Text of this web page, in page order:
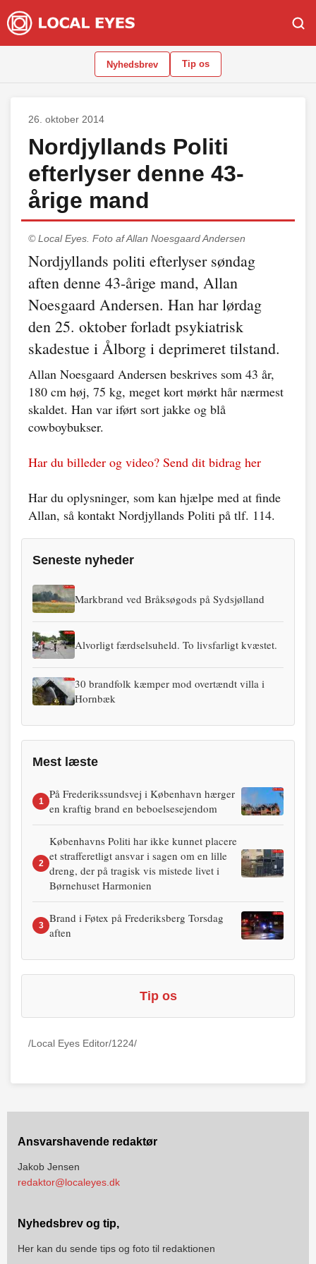
Nyhedsbrev Tip os
26. oktober 2014
Nordjyllands Politi
efterlyser denne 43-
årige mand
© Local Eyes. Foto af Allan Noesgaard Andersen
Nordjyllands politi efterlyser søndag
aften denne 43-årige mand, Allan
Noesgaard Andersen. Han har lørdag
den 25. oktober forladt psykiatrisk
skadestue i Ålborg i deprimeret tilstand.
Allan Noesgaard Andersen beskrives som 43 år,
180 cm høj, 75 kg, meget kort mørkt hår nærmest
skaldet. Han var iført sort jakke og blå
cowboybukser.
Har du billeder og video? Send dit bidrag her
Har du oplysninger, som kan hjælpe med at finde
Allan, så kontakt Nordjyllands Politi på tlf. 114.
Seneste nyheder
Markbrand ved Bråksøgods på Sydsjølland
Alvorligt færdselsuheld. To livsfarligt kvæstet.
30 brandfolk kæmper mod overtændt villa i
Hornbæk
Mest læste
1
På Frederikssundsvej i København hærger
en kraftig brand en beboelsesejendom
2
Københavns Politi har ikke kunnet placere
et strafferetligt ansvar i sagen om en lille
dreng, der på tragisk vis mistede livet i
Børnehuset Harmonien
3
Brand i Føtex på Frederiksberg Torsdag
aften
Tip os
/Local Eyes Editor/1224/
Ansvarshavende redaktør
Jakob Jensen
redaktor@localeyes.dk
Nyhedsbrev og tip,
Her kan du sende tips og foto til redaktionen